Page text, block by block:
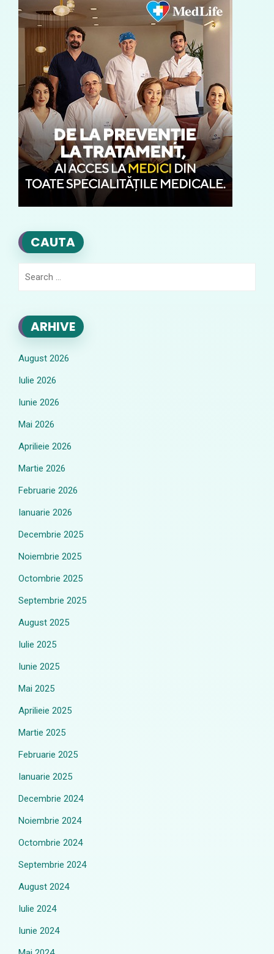
CAUTA
ARHIVE
August 2026
Iulie 2026
Iunie 2026
Mai 2026
Aprilieie 2026
Martie 2026
Februarie 2026
Ianuarie 2026
Decembrie 2025
Noiembrie 2025
Octombrie 2025
Septembrie 2025
August 2025
Iulie 2025
Iunie 2025
Mai 2025
Aprilieie 2025
Martie 2025
Februarie 2025
Ianuarie 2025
Decembrie 2024
Noiembrie 2024
Octombrie 2024
Septembrie 2024
August 2024
Iulie 2024
Iunie 2024